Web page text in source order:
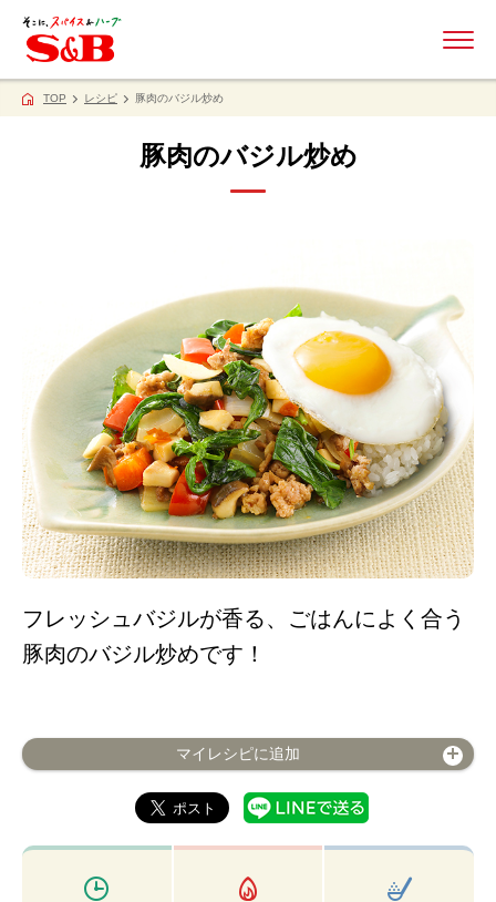
TOP レシピ 豚肉のバジル炒め
豚肉のバジル炒め
フレッシュバジルが香る、ごはんによく合う
豚肉のバジル炒めです！
マイレシピに追加